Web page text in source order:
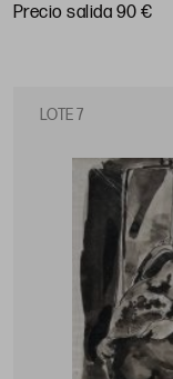
Precio salida 90 €
LOTE 7